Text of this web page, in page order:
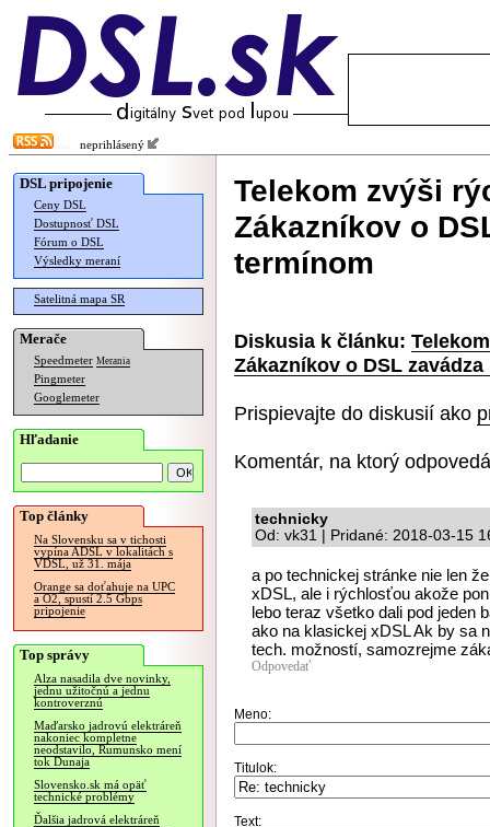
neprihlásený
DSL pripojenie
Ceny DSL
Dostupnosť DSL
Fórum o DSL
Výsledky meraní
Satelitná mapa SR
Merače
Speedmeter Merania
Pingmeter
Googlemeter
Hľadanie
Top články
Na Slovensku sa v tichosti
vypína ADSL v lokalitách s
VDSL, už 31. mája
Orange sa doťahuje na UPC
a O2, spustí 2.5 Gbps
pripojenie
Top správy
Alza nasadila dve novinky,
jednu užitočnú a jednu
kontroverznú
Maďarsko jadrovú elektráreň
nakoniec kompletne
neodstavilo, Rumunsko mení
tok Dunaja
Slovensko.sk má opäť
technické problémy
Ďalšia jadrová elektráreň
Telekom zvýši
Zákazníkov o
termínom
Diskusia k článku:
Zákazníkov o DSL
Prispievajte do diskusií ako
Komentár, na ktorý
technicky
Od: vk31 | Pridané: 2018-03-15
a po technickej stránke nie len
xDSL, ale i rýchlosťou akože
lebo teraz všetko dali pod jeden
ako na klasickej xDSL Ak by sa
tech. možností, samozrejme
Odpovedať
Meno:
Titulok:
Text: